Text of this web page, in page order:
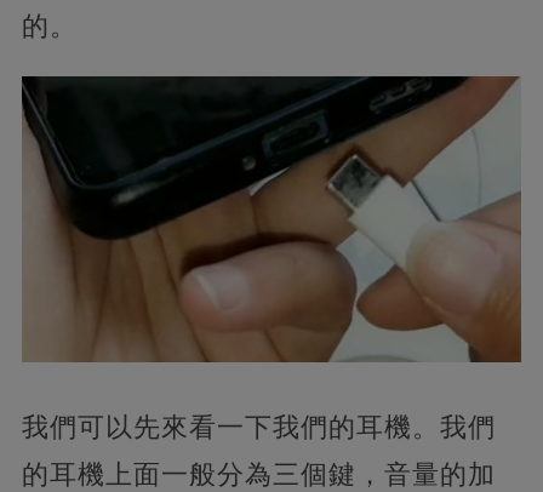
的。
我們可以先來看一下我們的耳機。我們
的耳機上面一般分為三個鍵，音量的加